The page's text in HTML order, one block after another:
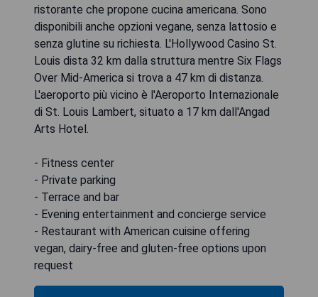
ristorante che propone cucina americana. Sono
disponibili anche opzioni vegane, senza lattosio e
senza glutine su richiesta. L'Hollywood Casino St.
Louis dista 32 km dalla struttura mentre Six Flags
Over Mid-America si trova a 47 km di distanza.
L'aeroporto più vicino è l'Aeroporto Internazionale
di St. Louis Lambert, situato a 17 km dall'Angad
Arts Hotel.
- Fitness center
- Private parking
- Terrace and bar
- Evening entertainment and concierge service
- Restaurant with American cuisine offering
vegan, dairy-free and gluten-free options upon
request